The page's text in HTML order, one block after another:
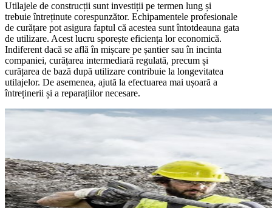
Utilajele de construcții sunt investiții pe termen lung și
trebuie întreținute corespunzător. Echipamentele profesionale
de curățare pot asigura faptul că acestea sunt întotdeauna gata
de utilizare. Acest lucru sporește eficiența lor economică.
Indiferent dacă se află în mișcare pe șantier sau în incinta
companiei, curățarea intermediară regulată, precum și
curățarea de bază după utilizare contribuie la longevitatea
utilajelor. De asemenea, ajută la efectuarea mai ușoară a
întreținerii și a reparațiilor necesare.